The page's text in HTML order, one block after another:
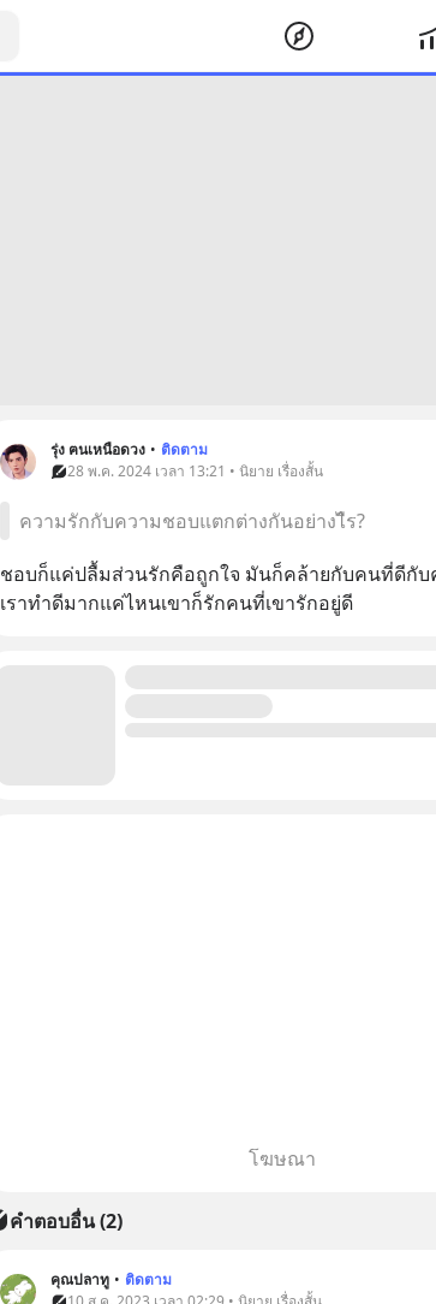
รุ่ง ฅนเหนือดวง • ติดตาม
28 พ.ค. 2024 เวลา 13:21 • นิยาย เรื่องสั้น
ความรักกับความชอบแตกต่างกันอย่างไีร?
ชอบก็แค่ปลื้มส่วนรักคือถูกใจ มันก็คล้ายกับคนที่ดีกั
เราทำดีมากแค่ไหนเขาก็รักคนที่เขารักอยู่ดี
โฆษณา
คำตอบอื่น(2)
คุณปลาทู • ติดตาม